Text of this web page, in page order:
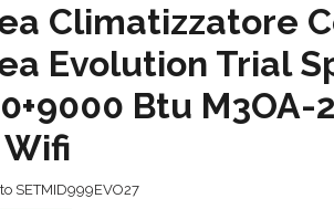
Climatizzatore
Evolution Trial
Btu M3OA-
Wifi
SETMID999EVO27